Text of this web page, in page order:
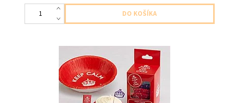
100ks 50x červená farba 50x fialová farba